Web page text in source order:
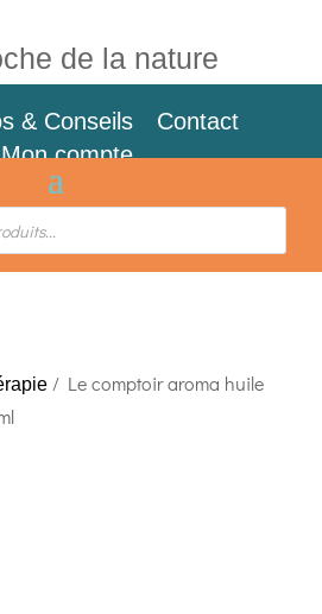
de la nature
& Conseils
Contact
compte
/ Le comptoir aroma huile